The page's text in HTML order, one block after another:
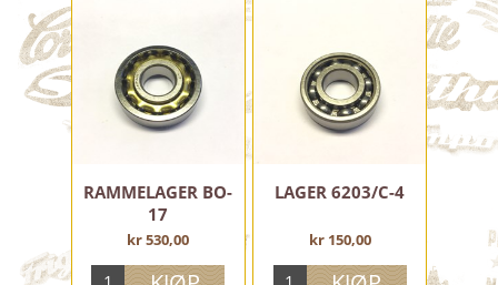
KICK ARMER OG GIRPEDALER
FORGASSER
SACHS ØVRIG
PAKNINGER
SIMMERINGER
MOTORLAGER
GIR DELER MOPED
GIR DELER MC
MOTOR MINARELLI
RAMMELAGER BO-
17
kr 530,00
LAGER 6203/C-4
kr 150,00